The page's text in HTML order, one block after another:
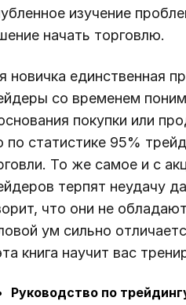
изучение
начать торговлю.
новичка единственная
со временем
покупки или
по статистике 95%
То же самое и с
терпят неудачу
что они не
ум сильно
книга научит вас
Руководство по